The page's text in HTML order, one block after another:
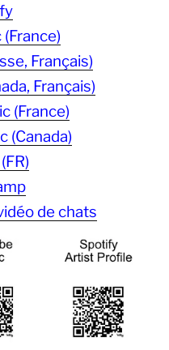
Français)
Français)
(France)
(Canada)
de chats